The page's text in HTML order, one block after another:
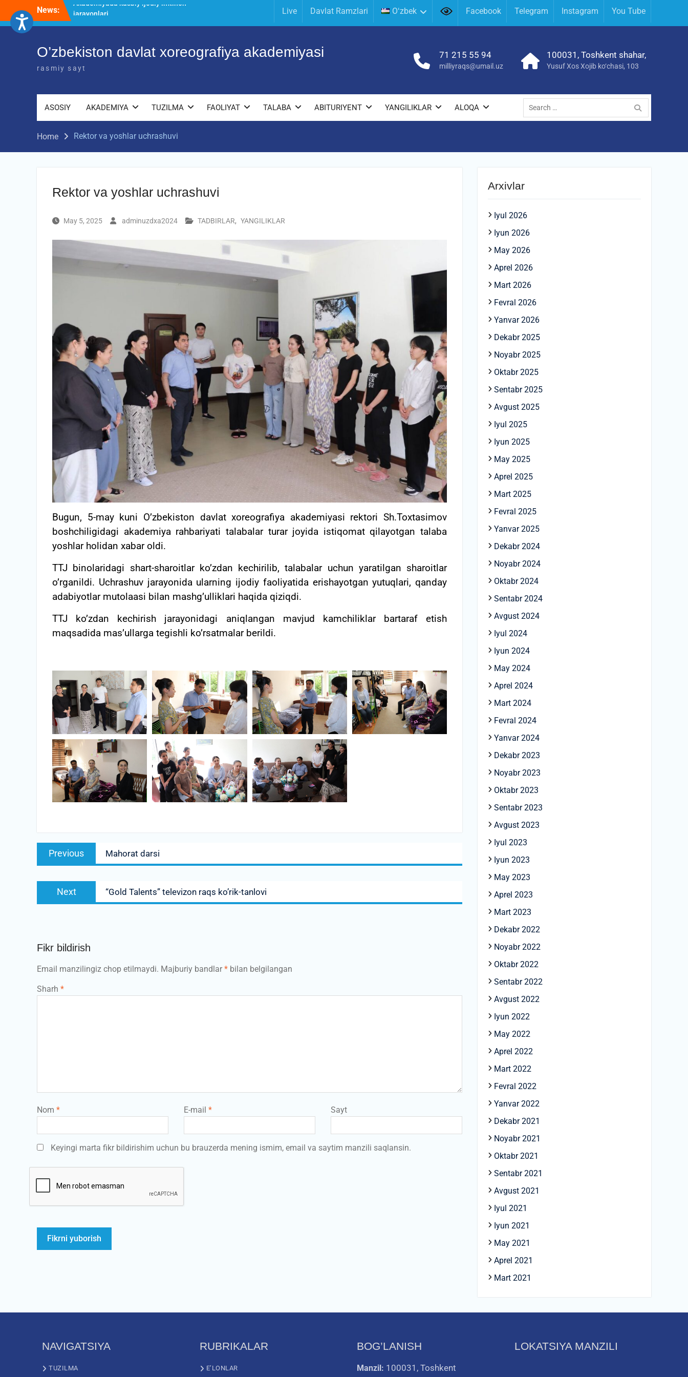
content
News:
O’ZBEKISTON DAVLAT XOREOGRAFIYA
Akademiyada kasbiy ijodiy imtihon
Live Davlat Ramzlari Oʻzbek Facebook Telegram Instagram You Tube
O’zbekiston davlat xoreografiya akademiyasi
rasmiy sayt
71 215 55 94
milliyraqs@umail.uz
100031, Toshkent shahar,
Yusuf Xos Xojib ko‘chasi, 103
ASOSIY AKADEMIYA TUZILMA FAOLIYAT TALABA ABITURIYENT YANGILIKLAR ALOQA
Search
for:
Home Rektor va yoshlar uchrashuvi
Rektor va yoshlar uchrashuvi
May 5, 2025 adminuzdxa2024 TADBIRLAR, YANGILIKLAR
Bugun, 5-may kuni O’zbekiston davlat xoreografiya akademiyasi rektori Sh.Toxtasimov
boshchiligidagi akademiya rahbariyati talabalar turar joyida istiqomat qilayotgan talaba
yoshlar holidan xabar oldi.
TTJ binolaridagi shart-sharoitlar ko’zdan kechirilib, talabalar uchun yaratilgan sharoitlar
o’rganildi. Uchrashuv jarayonida ularning ijodiy faoliyatida erishayotgan yutuqlari, qanday
adabiyotlar mutolaasi bilan mashg’ulliklari haqida qiziqdi.
TTJ ko’zdan kechirish jarayonidagi aniqlangan mavjud kamchiliklar bartaraf etish
maqsadida mas’ullarga tegishli ko’rsatmalar berildi.
Post
menyusi
Previous
Previous
post:
Mahorat darsi
Next
Next
post:
“Gold Talents” televizon raqs ko’rik-tanlovi
Fikr bildirish
Email manzilingiz chop etilmaydi. Majburiy bandlar* bilan belgilangan
Sharh *
Nom * E-mail * Sayt
Keyingi marta fikr bildirishim uchun bu brauzerda mening ismim, email va saytim manzili saqlansin.
Arxivlar
Iyul 2026
Iyun 2026
May 2026
Aprel 2026
Mart 2026
Fevral 2026
Yanvar 2026
Dekabr 2025
Noyabr 2025
Oktabr 2025
Sentabr 2025
Avgust 2025
Iyul 2025
Iyun 2025
May 2025
Aprel 2025
Mart 2025
Fevral 2025
Yanvar 2025
Dekabr 2024
Noyabr 2024
Oktabr 2024
Sentabr 2024
Avgust 2024
Iyul 2024
Iyun 2024
May 2024
Aprel 2024
Mart 2024
Fevral 2024
Yanvar 2024
Dekabr 2023
Noyabr 2023
Oktabr 2023
Sentabr 2023
Avgust 2023
Iyul 2023
Iyun 2023
May 2023
Aprel 2023
Mart 2023
Dekabr 2022
Noyabr 2022
Oktabr 2022
Sentabr 2022
Avgust 2022
Iyun 2022
May 2022
Aprel 2022
Mart 2022
Fevral 2022
Yanvar 2022
Dekabr 2021
Noyabr 2021
Oktabr 2021
Sentabr 2021
Avgust 2021
Iyul 2021
Iyun 2021
May 2021
Aprel 2021
Mart 2021
NAVIGATSIYA
TUZILMA
RUBRIKALAR
E’LONLAR
BOG’LANISH
Manzil: 100031, Toshkent
LOKATSIYA MANZILI